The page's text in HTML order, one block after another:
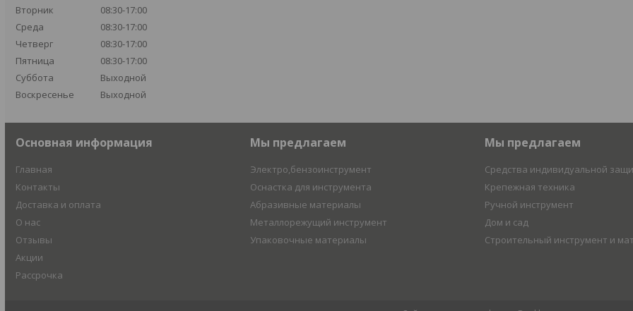
Вторник
08:30-17:00
Среда
08:30-17:00
Четверг
08:30-17:00
Пятница
08:30-17:00
Суббота
Выходной
Воскресенье
Выходной
Основная информация
Главная
Контакты
Доставка и оплата
О нас
Отзывы
Акции
Рассрочка
Мы предлагаем
Электро,бензоинструмент
Оснастка для инструмента
Абразивные материалы
Металлорежущий инструмент
Упаковочные материалы
Мы предлагаем
Средства индивидуальной
Крепежная техника
Ручной инструмент
Дом и сад
Строительный инструмент и